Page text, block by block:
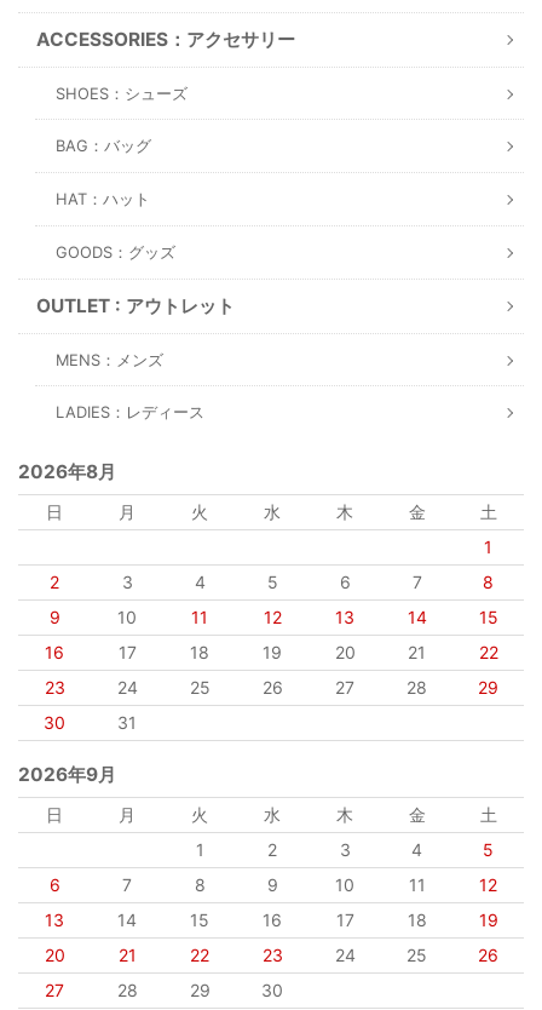
ACCESSORIES：アクセサリー
SHOES：シューズ
BAG：バッグ
HAT：ハット
GOODS：グッズ
OUTLET : アウトレット
MENS：メンズ
LADIES：レディース
2026年8月
日 月 火 水 木 金
土
1
2
3 4 5 6 7
8
9
10 11 12 13 14
15
16
17 18 19 20 21
22
23
24 25 26 27 28
29
30
31
2026年9月
日 月 火 水 木 金
土
1
2 3 4
5
6
7 8 9 10 11
12
13
14 15 16 17 18
19
20
21 22 23 24 25
26
27
28 29 30